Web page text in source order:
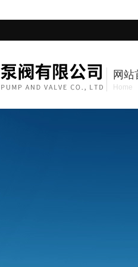
网站
Home